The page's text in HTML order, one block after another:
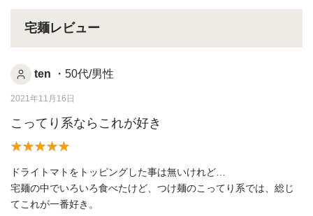
宅麺レビュー
ten ・50代/男性
2021年11月16日
こってり系ならこれが好き
ドライトマトをトッピングした事は無いけれど…
宅麺の中でいろいろ食べたけど、つけ麺のこってり系では、総じ
てこれが一番好き。